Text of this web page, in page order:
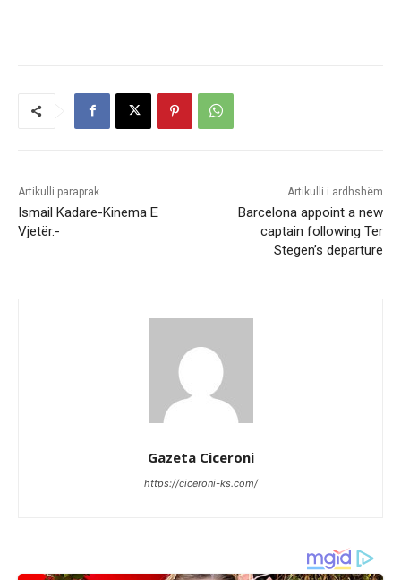
Artikulli paraprak
Ismail Kadare-Kinema E
Vjetër.-
Artikulli i ardhshëm
Barcelona appoint a new
captain following Ter
Stegen’s departure
Gazeta Ciceroni
https://ciceroni-ks.com/